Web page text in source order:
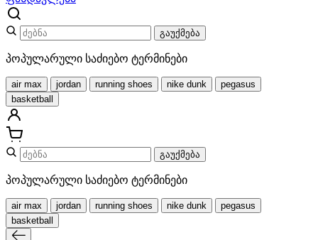
გაუქმება
პოპულარული საძიებო ტერმინები
air max jordan running shoes nike dunk
pegasus
basketball
გაუქმება
პოპულარული საძიებო ტერმინები
air max jordan running shoes nike dunk
pegasus
basketball